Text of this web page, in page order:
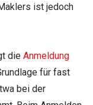
ist jedoch
die Anmeldung
für fast
bei der